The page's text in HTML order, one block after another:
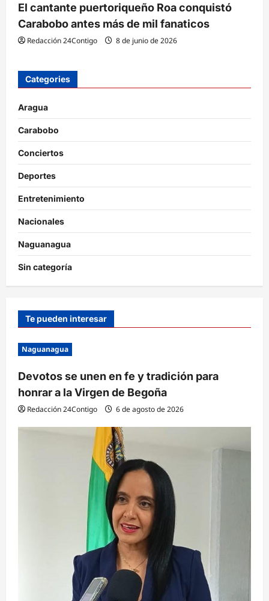
El cantante puertoriqueño Roa conquistó
Carabobo antes más de mil fanaticos
Redacción 24Contigo 8 de junio de 2026
Categories
Aragua
Carabobo
Conciertos
Deportes
Entretenimiento
Nacionales
Naguanagua
Sin categoría
Te pueden interesar
Naguanagua
Devotos se unen en fe y tradición para
honrar a la Virgen de Begoña
Redacción 24Contigo 6 de agosto de 2026